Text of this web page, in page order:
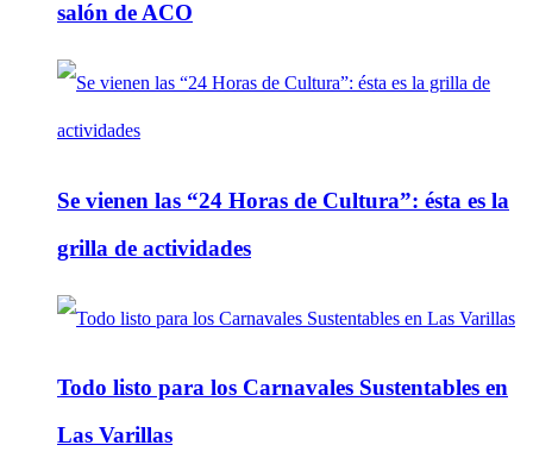
salón de ACO
Se vienen las “24 Horas de Cultura”: ésta es la
grilla de actividades
Todo listo para los Carnavales Sustentables en
Las Varillas